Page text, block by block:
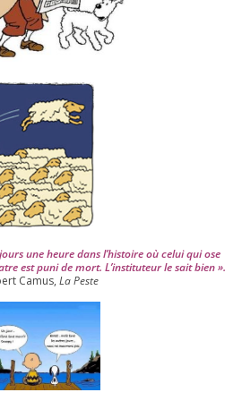
une heure dans l’his­toire où celui qui ose
est puni de mort. L’instituteur le sait bien ».
Camus, La Peste